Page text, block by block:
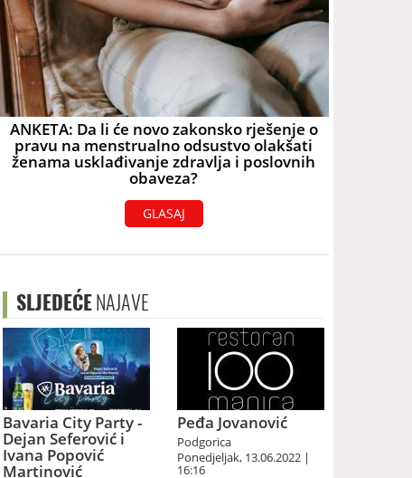
ANKETA: Da li će novo zakonsko rješenje o
pravu na menstrualno odsustvo olakšati
ženama usklađivanje zdravlja i poslovnih
obaveza?
GLASAJ
SLJEDEĆENAJAVE
Bavaria City Party -
Dejan Seferović i
Ivana Popović
Martinović
Peđa Jovanović
Podgorica
Ponedjeljak, 13.06.2022 |
16:16